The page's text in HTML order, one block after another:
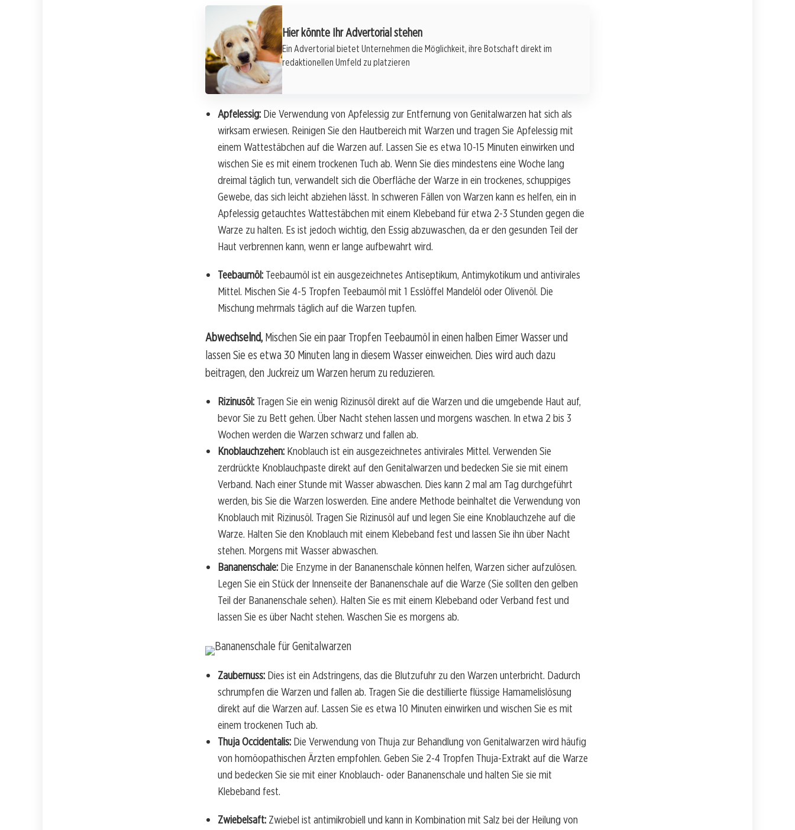
Hier könnte Ihr Advertorial stehen
Ein Advertorial bietet Unternehmen die Möglichkeit, ihre Botschaft direkt im
redaktionellen Umfeld zu platzieren
Apfelessig: Die Verwendung von Apfelessig zur Entfernung von Genitalwarzen hat sich als
wirksam erwiesen. Reinigen Sie den Hautbereich mit Warzen und tragen Sie Apfelessig mit
einem Wattestäbchen auf die Warzen auf. Lassen Sie es etwa 10-15 Minuten einwirken und
wischen Sie es mit einem trockenen Tuch ab. Wenn Sie dies mindestens eine Woche lang
dreimal täglich tun, verwandelt sich die Oberfläche der Warze in ein trockenes, schuppiges
Gewebe, das sich leicht abziehen lässt. In schweren Fällen von Warzen kann es helfen, ein in
Apfelessig getauchtes Wattestäbchen mit einem Klebeband für etwa 2-3 Stunden gegen die
Warze zu halten. Es ist jedoch wichtig, den Essig abzuwaschen, da er den gesunden Teil der
Haut verbrennen kann, wenn er lange aufbewahrt wird.
Teebaumöl: Teebaumöl ist ein ausgezeichnetes Antiseptikum, Antimykotikum und antivirales
Mittel. Mischen Sie 4-5 Tropfen Teebaumöl mit 1 Esslöffel Mandelöl oder Olivenöl. Die
Mischung mehrmals täglich auf die Warzen tupfen.
Abwechselnd, Mischen Sie ein paar Tropfen Teebaumöl in einen halben Eimer Wasser und
lassen Sie es etwa 30 Minuten lang in diesem Wasser einweichen. Dies wird auch dazu
beitragen, den Juckreiz um Warzen herum zu reduzieren.
Rizinusöl: Tragen Sie ein wenig Rizinusöl direkt auf die Warzen und die umgebende Haut auf,
bevor Sie zu Bett gehen. Über Nacht stehen lassen und morgens waschen. In etwa 2 bis 3
Wochen werden die Warzen schwarz und fallen ab.
Knoblauchzehen: Knoblauch ist ein ausgezeichnetes antivirales Mittel. Verwenden Sie
zerdrückte Knoblauchpaste direkt auf den Genitalwarzen und bedecken Sie sie mit einem
Verband. Nach einer Stunde mit Wasser abwaschen. Dies kann 2 mal am Tag durchgeführt
werden, bis Sie die Warzen loswerden. Eine andere Methode beinhaltet die Verwendung von
Knoblauch mit Rizinusöl. Tragen Sie Rizinusöl auf und legen Sie eine Knoblauchzehe auf die
Warze. Halten Sie den Knoblauch mit einem Klebeband fest und lassen Sie ihn über Nacht
stehen. Morgens mit Wasser abwaschen.
Bananenschale: Die Enzyme in der Bananenschale können helfen, Warzen sicher aufzulösen.
Legen Sie ein Stück der Innenseite der Bananenschale auf die Warze (Sie sollten den gelben
Teil der Bananenschale sehen). Halten Sie es mit einem Klebeband oder Verband fest und
lassen Sie es über Nacht stehen. Waschen Sie es morgens ab.
Zaubernuss: Dies ist ein Adstringens, das die Blutzufuhr zu den Warzen unterbricht. Dadurch
schrumpfen die Warzen und fallen ab. Tragen Sie die destillierte flüssige Hamamelislösung
direkt auf die Warzen auf. Lassen Sie es etwa 10 Minuten einwirken und wischen Sie es mit
einem trockenen Tuch ab.
Thuja Occidentalis: Die Verwendung von Thuja zur Behandlung von Genitalwarzen wird häufig
von homöopathischen Ärzten empfohlen. Geben Sie 2-4 Tropfen Thuja-Extrakt auf die Warze
und bedecken Sie sie mit einer Knoblauch- oder Bananenschale und halten Sie sie mit
Klebeband fest.
Zwiebelsaft: Zwiebel ist antimikrobiell und kann in Kombination mit Salz bei der Heilung von